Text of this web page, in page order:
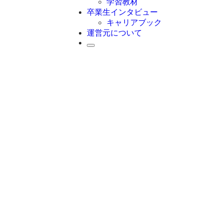
学習教材
卒業生インタビュー
キャリアブック
運営元について